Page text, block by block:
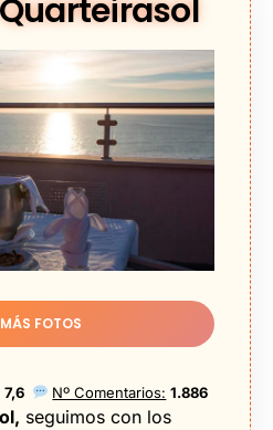
FOTOS
7,6 Nº Comentarios: 1.886
seguimos con los